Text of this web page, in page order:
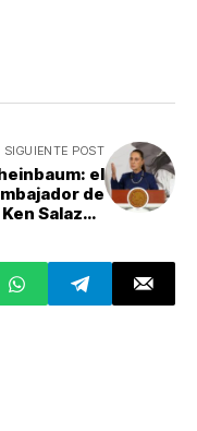
SIGUIENTE POST
el
de
Ken Salazar,
del
"Mayo"